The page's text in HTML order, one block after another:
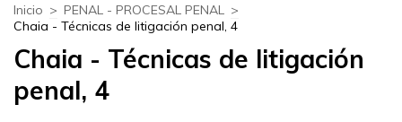
Inicio > PENAL - PROCESAL PENAL >
Chaia - Técnicas de litigación penal, 4
Chaia - Técnicas de litigación
penal, 4